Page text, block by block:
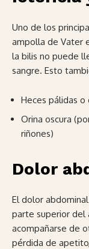
Uno de los
ampolla de Vater
la bilis no puede
sangre. Esto
Heces pálidas
Orina oscura
riñones)
Dolor
El dolor
parte superior del
acompañarse de
pérdida de